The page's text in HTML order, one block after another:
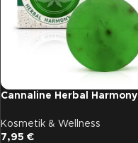
Cannaline Herbal Harmony
Kosmetik & Wellness
7,95 €